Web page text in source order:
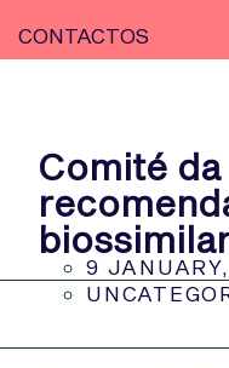
CONTACTOS
Comité da
9